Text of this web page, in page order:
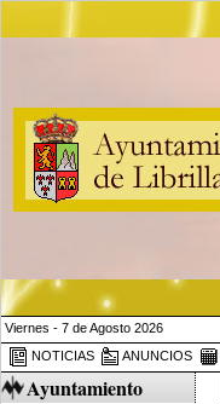
Viernes - 7 de Agosto 2026
NOTICIAS
ANUNCIOS
Ayuntamiento